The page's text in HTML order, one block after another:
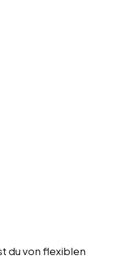
du von flexiblen